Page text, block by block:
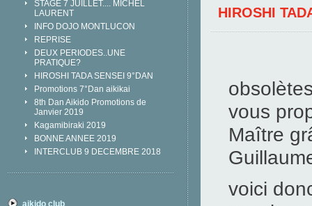
STAGE 7 JUILLET.... MICHEL
LAURENT
INFO DOJO MONTLUCON
REPRISE
DEUX PERIODES..UNE
PRATIQUE?
HIROSHI TADA SENSEI 9°DAN
Promotions 7°Dan aikikai
8th Dan Aikido Promotions de
Janvier 2019
Kagamibiraki 2019
BONNE ANNEE 2019
INTERCLUB 9 DECEMBRE 2018
aikido club
HIROSHI
vous
Maître
voici